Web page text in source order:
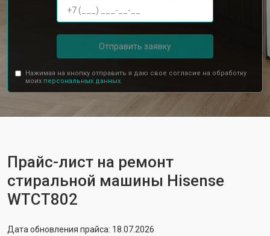
Отправить заявку
Нажимая на кнопку отправить я даю свое согласие на обработку
моих персональных данных.
Прайс-лист на ремонт
стиральной машины Hisense
WTCT802
Дата обновления прайса: 18.07.2026